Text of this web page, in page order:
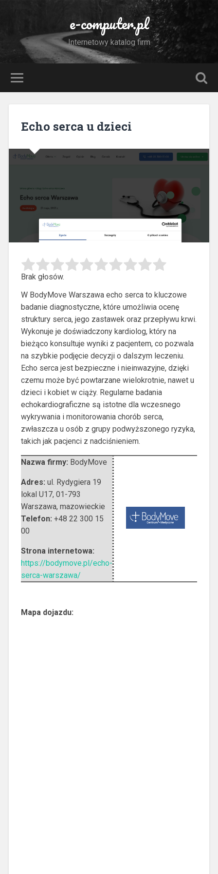
e-computer.pl
Internetowy katalog firm
Echo serca u dzieci
Brak głosów.
W BodyMove Warszawa echo serca to kluczowe
badanie diagnostyczne, które umożliwia ocenę
struktury serca, jego zastawek oraz przepływu krwi.
Wykonuje je doświadczony kardiolog, który na
bieżąco konsultuje wyniki z pacjentem, co pozwala
na szybkie podjęcie decyzji o dalszym leczeniu.
Echo serca jest bezpieczne i nieinwazyjne, dzięki
czemu może być powtarzane wielokrotnie, nawet u
dzieci i kobiet w ciąży. Regularne badania
echokardiograficzne są istotne dla wczesnego
wykrywania i monitorowania chorób serca,
zwłaszcza u osób z grupy podwyższonego ryzyka,
takich jak pacjenci z nadciśnieniem.
Nazwa firmy: BodyMove
Adres: ul. Rydygiera 19
lokal U17, 01-793
Warszawa, mazowieckie
Telefon: +48 22 300 15
00
Strona internetowa:
https://bodymove.pl/echo-
serca-warszawa/
Mapa dojazdu: